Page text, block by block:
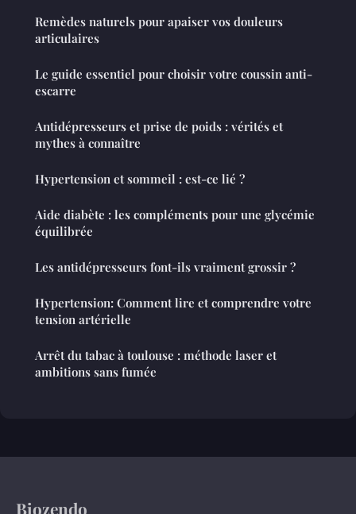
Remèdes naturels pour apaiser vos douleurs
articulaires
Le guide essentiel pour choisir votre coussin anti-
escarre
Antidépresseurs et prise de poids : vérités et
mythes à connaître
Hypertension et sommeil : est-ce lié ?
Aide diabète : les compléments pour une glycémie
équilibrée
Les antidépresseurs font-ils vraiment grossir ?
Hypertension: Comment lire et comprendre votre
tension artérielle
Arrêt du tabac à toulouse : méthode laser et
ambitions sans fumée
Biozendo